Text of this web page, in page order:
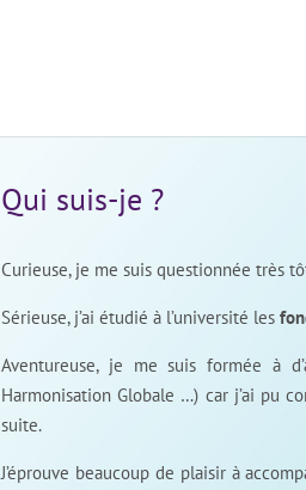
Qui suis-je ?
Curieuse, je me suis questionnée très
Sérieuse, j’ai étudié à l’université les
Aventureuse, je me suis formée à
Harmonisation Globale …) car j’ai pu
suite.
J’éprouve beaucoup de plaisir à